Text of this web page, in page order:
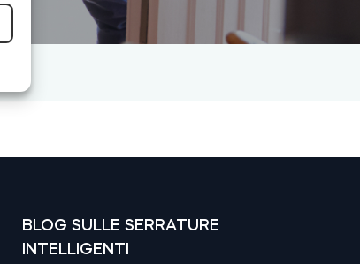
BLOG SULLE SERRATURE
INTELLIGENTI